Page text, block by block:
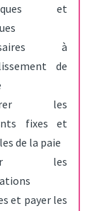
et
à
de
les
fixes et
de la paie
les
et payer les